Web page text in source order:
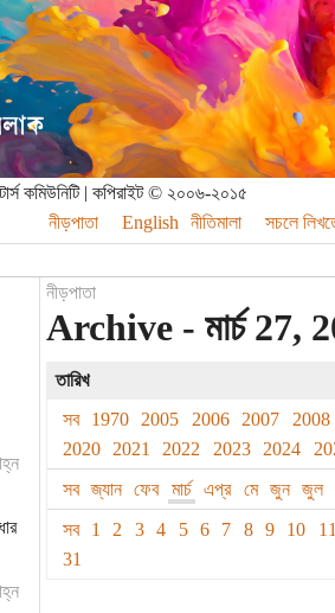
কমিউনিটি | কপিরাইট © ২০০৬-২০১৫
নীড়পাতা
English নীতিমালা সচলে
নীড়পাতা
Archive - মার্চ 27,
তারিখ
সব
1970 2005 2006 2007
2008
2020
2021 2022 2023 2024
সব
জ্যান ফেব মার্চ এপ্র মে জুন
জুল
সব
1 2 3 4 5 6 7 8 9 10
31